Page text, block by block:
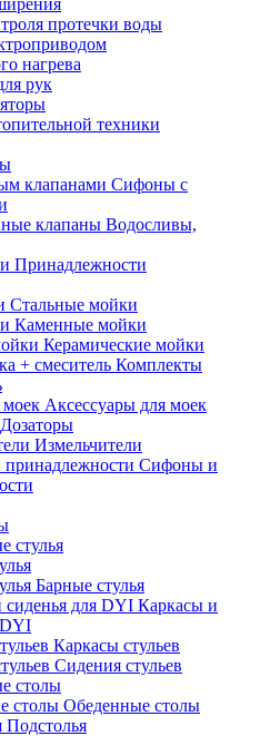
протечки воды
нагрева
рук
техники
Сифоны с
Водосливы,
Принадлежности
Стальные мойки
Каменные мойки
Керамические мойки
Комплекты
Аксессуары для моек
Дозаторы
Измельчители
Сифоны и
стулья
Барные стулья
Каркасы и
DYI
Каркасы стульев
Сидения стульев
столы
Обеденные столы
Подстолья